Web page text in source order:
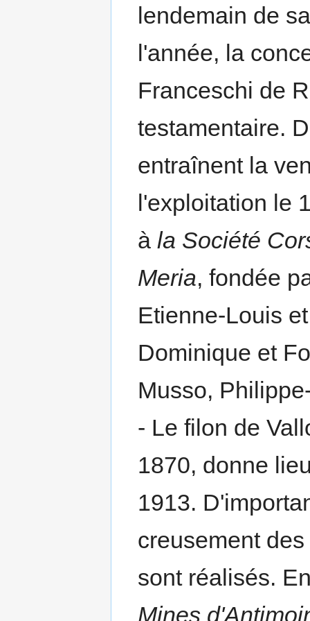
lendemain de
l'année, la
Franceschi de
testamentaire.
entraînent la
l'exploitation le
àla Société
Meria, fondée
Etienne-Louis
Dominique et
Musso,
- Le filon de
1870, donne
1913.
creusement
sont réalisés.
Mines